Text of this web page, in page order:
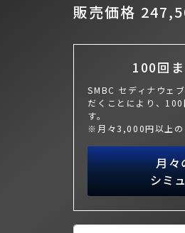
販売価格
100回
SMBC セディナウェ
だくことにより、
す。
※月々3,000円以上の
月々
シミ